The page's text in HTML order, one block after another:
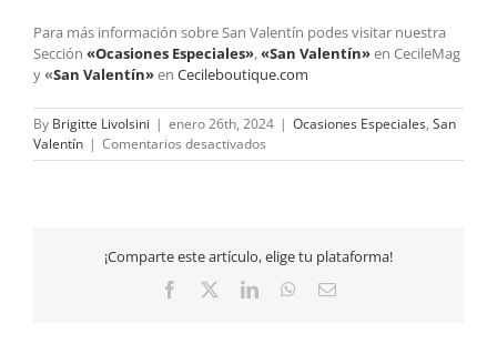
Para más información sobre San Valentín podes visitar nuestra
Sección «Ocasiones Especiales»,«San Valentín»en CecileMag
y«San Valentín»en Cecileboutique.com
By Brigitte Livolsini | enero 26th, 2024 | Ocasiones Especiales, San
Valentín | Comentarios desactivados
Palabras
Del
Corazón
¡Comparte este artículo, elige tu plataforma!
Facebook LinkedInWhatsApp
Email